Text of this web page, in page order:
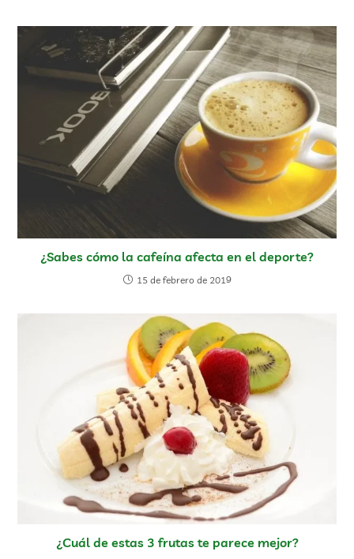
¿Sabes cómo la cafeína afecta en el deporte?
15 de febrero de 2019
¿Cuál de estas 3 frutas te parece mejor?